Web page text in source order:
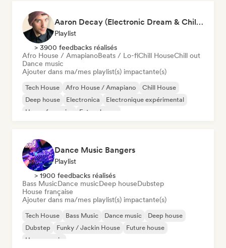
Aaron Decay (Electronic Dream & Chill Electronic Dream playlists)
Playlist
> 3900 feedbacks réalisés
Afro House / AmapianoBeats / Lo-fiChill HouseChill out
Dance music
Ajouter dans ma/mes playlist(s) impactante(s)
Tech House Afro House / Amapiano
Chill House
Deep house
Electronica
Electronique expérimental
House française
Future house
Dance Music Bangers
Playlist
> 1900 feedbacks réalisés
Bass MusicDance musicDeep houseDubstep
House française
Ajouter dans ma/mes playlist(s) impactante(s)
Tech House Bass Music Dance music
Deep house
Dubstep
Funky / Jackin House
Future house
House music